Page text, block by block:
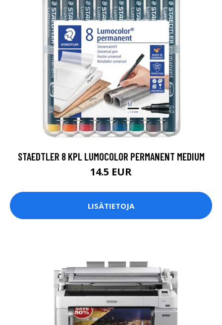
STAEDTLER 8 KPL LUMOCOLOR PERMANENT MEDIUM
14.5 EUR
LISÄTIETOJA